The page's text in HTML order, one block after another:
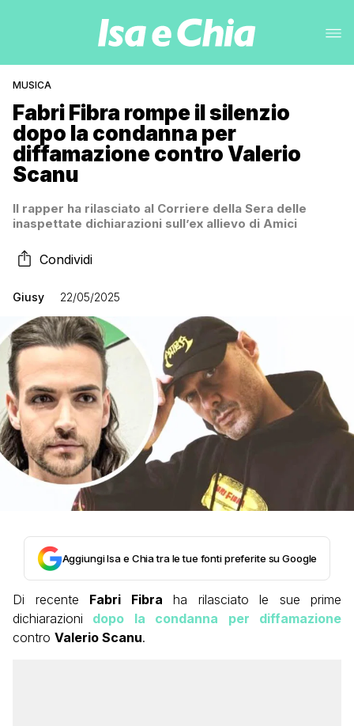
MUSICA
Fabri Fibra rompe il silenzio
dopo la condanna per
diffamazione contro Valerio
Scanu
Il rapper ha rilasciato al Corriere della Sera delle
inaspettate dichiarazioni sull’ex allievo di Amici
Condividi
Giusy 22/05/2025
Aggiungi Isa e Chia tra le tue fonti preferite su Google
Di recente Fabri Fibra ha rilasciato le sue prime
dichiarazioni dopo la condanna per diffamazione
contro Valerio Scanu.